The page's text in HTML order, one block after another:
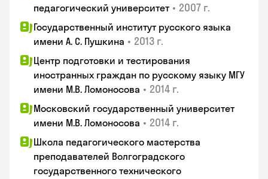
педагогический университет • 2007 г.
Государственный институт русского языка
имени А. С. Пушкина • 2013 г.
Центр подготовки и тестирования
иностранных граждан по русскому языку МГУ
имени М.В. Ломоносова • 2014 г.
Московский государственный университет
имени М.В. Ломоносова • 2014 г.
Школа педагогического мастерства
преподавателей Волгоградского
государственного технического